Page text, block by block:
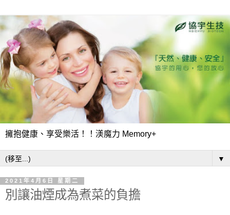
擁抱健康、享受樂活！！渼魔力 Memory+
▼
2021年4月6日 星期二
別讓油煙成為煮菜的負擔